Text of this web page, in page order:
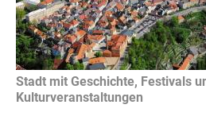
Stadt mit Geschichte, Festivals
Kulturveranstaltungen